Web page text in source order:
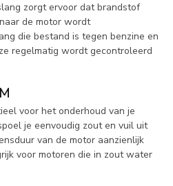
zorgt ervoor dat brandstof
de motor wordt
die bestand is tegen benzine en
regelmatig wordt gecontroleerd
voor het onderhoud van je
je eenvoudig zout en vuil uit
van de motor aanzienlijk
voor motoren die in zout water